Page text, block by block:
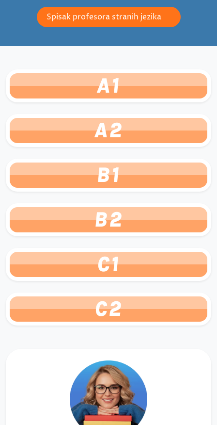
Spisak profesora stranih jezika
A1
A2
B1
B2
C1
C2